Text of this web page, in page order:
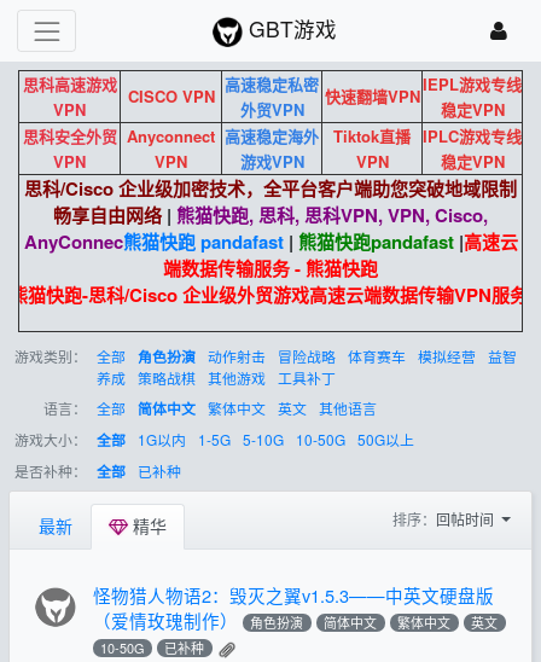
GBT游戏
思科高速游戏
VPN
CISCO VPN
高速稳定私密
外贸VPN
快速翻墙VPN
IEPL游戏专线
稳定VPN
思科安全外贸
VPN
Anyconnect
VPN
高速稳定海外
游戏VPN
Tiktok直播
VPN
IPLC游戏专线
稳定VPN
思科/Cisco 企业级加密技术，全平台客户端助您突破地域限制
畅享自由网络 | 熊猫快跑, 思科, 思科VPN, VPN, Cisco,
AnyConnec熊猫快跑 pandafast| 熊猫快跑pandafast|高速云
端数据传输服务 - 熊猫快跑
熊猫快跑-思科/Cisco 企业级外贸游戏高速云端数据传输VPN服务
游戏类别： 全部 角色扮演 动作射击 冒险战略 体育赛车 模拟经营 益智
养成 策略战棋 其他游戏
工具补丁
语言：
全部 简体中文 繁体中文 英文 其他语言
游戏大小：
全部 1G以内 1-5G 5-10G 10-50G 50G以上
是否补种：
全部 已补种
最新 精华 排序： 回帖时间
怪物猎人物语2：毁灭之翼v1.5.3——中英文硬盘版
（爱情玫瑰制作）
角色扮演 简体中文 繁体中文
英文
10-50G
已补种